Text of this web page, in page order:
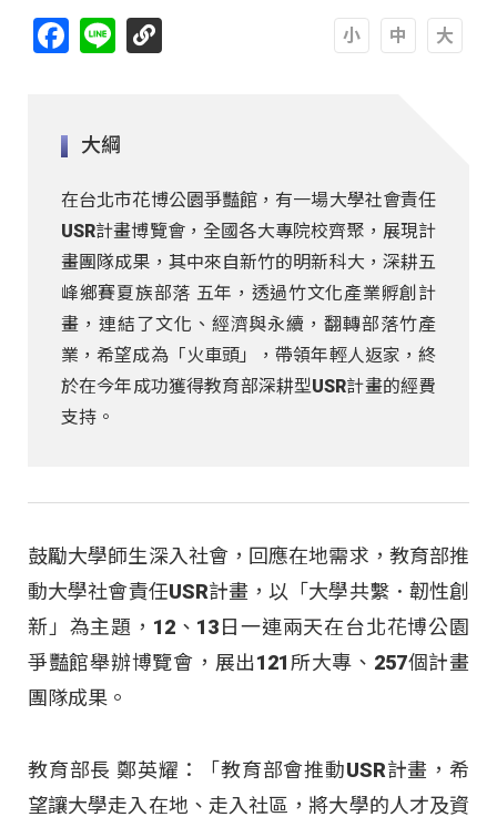
Facebook
Line
大綱
在台北市花博公園爭豔館，有一場大學社會責任
USR計畫博覽會，全國各大專院校齊聚，展現計
畫團隊成果，其中來自新竹的明新科大，深耕五
峰鄉賽夏族部落 五年，透過竹文化產業孵創計
畫，連結了文化、經濟與永續，翻轉部落竹產
業，希望成為「火車頭」，帶領年輕人返家，終
於在今年成功獲得教育部深耕型USR計畫的經費
支持。
鼓勵大學師生深入社會，回應在地需求，教育部推
動大學社會責任USR計畫，以「大學共繫．韌性創
新」為主題，12、13日一連兩天在台北花博公園
爭豔館舉辦博覽會，展出121所大專、257個計畫
團隊成果。
教育部長 鄭英耀：「教育部會推動USR計畫，希
望讓大學走入在地、走入社區，將大學的人才及資